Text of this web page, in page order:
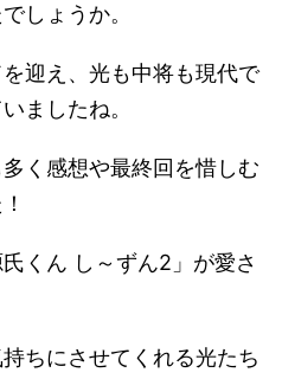
しょうか。
迎え、光も中将も現代で
ましたね。
く感想や最終回を惜しむ
くん し～ずん2」が愛さ
ちにさせてくれる光たち